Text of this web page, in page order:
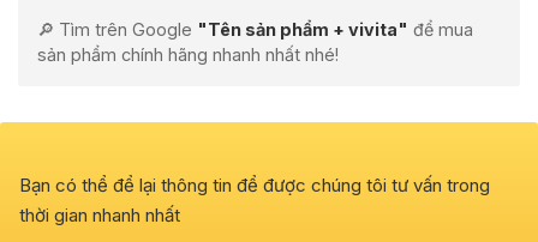
🔎 Tìm trên Google "Tên sản phẩm + vivita" để mua
sản phẩm chính hãng nhanh nhất nhé!
Bạn có thể để lại thông tin để được chúng tôi tư vấn trong
thời gian nhanh nhất